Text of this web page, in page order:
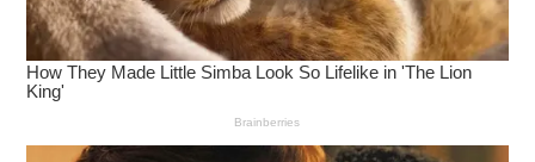
เท่า
????Influencerมือใหม่: ปั้มวิว TikTok จนวิดีโอ
ติดหน้า “สำหรับคุณ” → ยอดฟอลโลเวอร์พุ่ง
ติวเตอร์ออนไลน์: ปั้มไลค์โพสต์โฆษณาคอร์ส
เรียน → คนสนใจสมัครเรียนเพิ่มทันที